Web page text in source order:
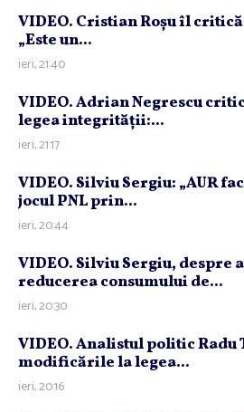
VIDEO. Cristian Roşu îl
„Este un...
ieri, 21:40
VIDEO. Adrian Negrescu
legea integrităţii:...
ieri, 21:17
VIDEO. Silviu Sergiu: „AUR
jocul PNL prin...
ieri, 20:44
VIDEO. Silviu Sergiu, despre
reducerea consumului de...
ieri, 20:30
VIDEO. Analistul politic Radu
modificările la legea...
ieri, 20:16